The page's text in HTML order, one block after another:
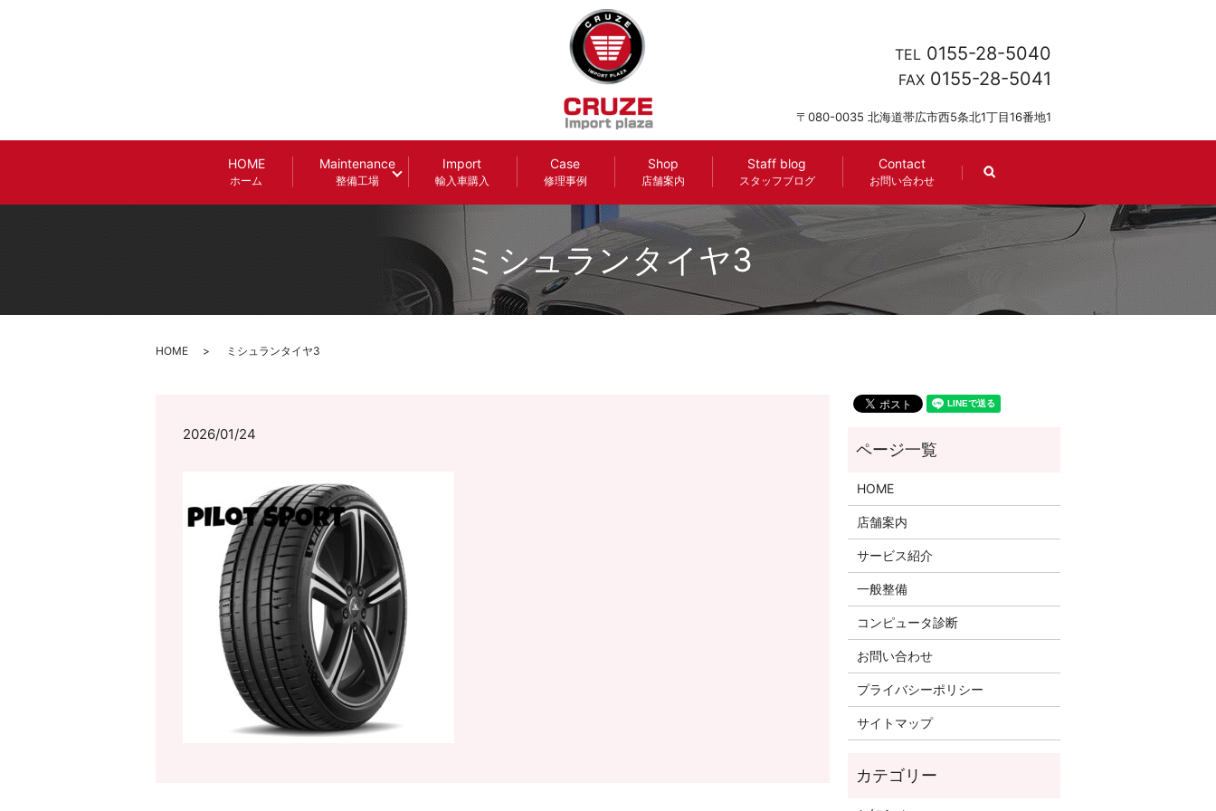
HOME
ホーム
Maintenance
整備工場
Import
輸入車購入
Case
修理事例
Shop
店舗案内
Staff blog
スタッフブログ
Contact
お問い合わせ search
TEL 0155-28-5040
FAX 0155-28-5041
〒080-0035 北海道帯広市西5条北1丁目16番地1
ミシュランタイヤ3
HOME ミシュランタイヤ3
2026/01/24
HOME
店舗案内
サービス紹介
一般整備
コンピュータ診断
お問い合わせ
プライバシーポリシー
サイトマップ